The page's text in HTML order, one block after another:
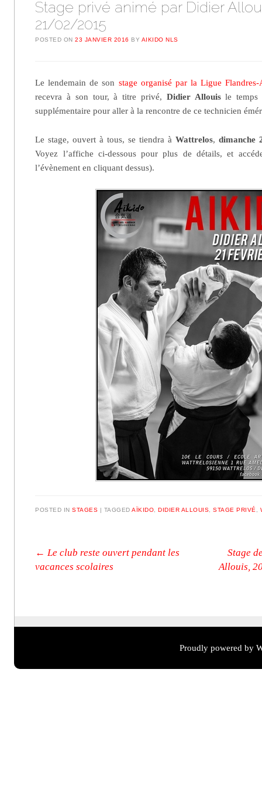
Stage privé animé par Didier
21/02/2015
POSTED ON23 JANVIER 2016 BY AIKIDO NLS
Le lendemain de son stage organisé par la Ligue Flandres-
recevra à son tour, à titre privé, Didier Allouisle temps
supplémentaire pour aller à la rencontre de ce technicien
Le stage, ouvert à tous, se tiendra à Wattrelos, dimanche
Voyez l’affiche ci-dessous pour plus de détails, et
l’évènement en cliquant dessus).
POSTED INSTAGES | TAGGEDAÏKIDO ,DIDIER ALLOUIS ,STAGE PRIVÉ
Post navigation
← Le club reste ouvert pendant les
vacances scolaires
Stage
Allouis,
Proudly powered by